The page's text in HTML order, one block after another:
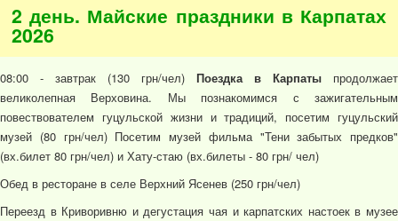
2 день. Майские праздники в Карпатах
2026
08:00 - завтрак (130 грн/чел) Поездка в Карпаты продолжает
великолепная Верховина. Мы познакомимся с зажигательным
повествователем гуцульской жизни и традиций, посетим гуцульский
музей (80 грн/чел) Посетим музей фильма "Тени забытых предков"
(вх.билет 80 грн/чел) и Хату-стаю (вх.билеты - 80 грн/ чел)
Обед в ресторане в селе Верхний Ясенев (250 грн/чел)
Переезд в Криворивню и дегустация чая и карпатских настоек в музее